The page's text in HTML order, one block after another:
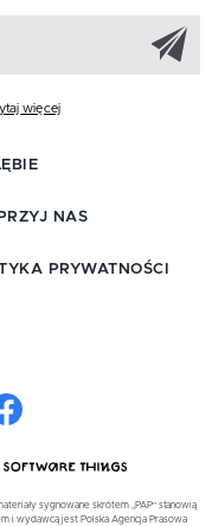
więcej
NAS
PRYWATNOŚCI
sygnowane skrótem „PAP” stanowią
i wydawcą jest Polska Agencja Prasowa